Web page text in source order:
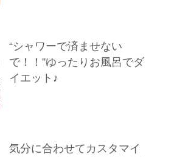
“シャワーで済ませない
で！！”ゆったりお風呂でダ
イエット♪
気分に合わせてカスタマイ